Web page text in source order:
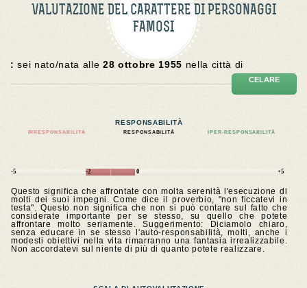
VALUTAZIONE DEL CARATTERE DI PERSONAGGI
FAMOSI
:sei nato/nata alle28 ottobre 1955 nella città di
CELARE
RESPONSABILITÀ
IRRESPONSABILITÀ RESPONSABILITÀ IPER-RESPONSABILITÀ
-5 -2 0 +5
Questo significa che affrontate con molta serenità l'esecuzione di
molti dei suoi impegni. Come dice il proverbio, "non ficcatevi in
testa". Questo non significa che non si può contare sul fatto che
considerate importante per se stesso, su quello che potete
affrontare molto seriamente. Suggerimento: Diciamolo chiaro,
senza educare in se stesso l'auto-responsabilità, molti, anche i
modesti obiettivi nella vita rimarranno una fantasia irrealizzabile.
Non accordatevi sul niente di più di quanto potete realizzare.